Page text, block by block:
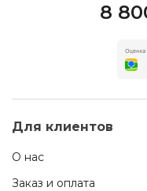
8
Для клиентов
О нас
Заказ и оплата